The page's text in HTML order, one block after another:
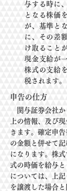
与する時に
となる株価
が、基準と
に、その差
け取ること
現金支給が
株式の支給
税さ れます。
申告の仕方
関与証券会社か
上の情報、及び
きます。確定申告
の金額と併せて
になります。株式
式の時価を給与
については、上
を譲渡した場合と